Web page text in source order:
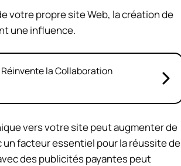
votre propre site Web, la création de
une influence.
la Collaboration
vers votre site peut augmenter de
un facteur essentiel pour la réussite de
des publicités payantes peut